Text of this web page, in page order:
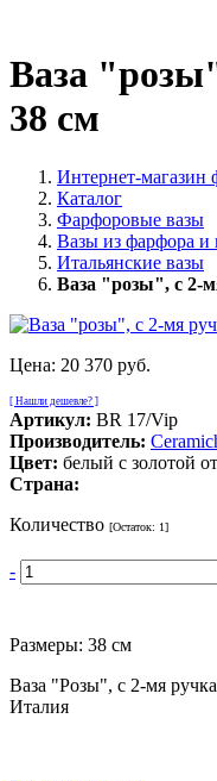
Ваза
38 см
Интернет-магазин
Каталог
Фарфоровые вазы
Вазы из фарфора и
Итальянские вазы
Ваза "розы", с 2-
Цена: 20 370 руб.
[ Нашли дешевле? ]
Артикул: BR 17/Vip
Производитель:
Цвет: белый с золотой
Страна:
Количество [Остаток: 1]
-
Размеры: 38 см
Ваза "Розы", с 2-мя
Италия